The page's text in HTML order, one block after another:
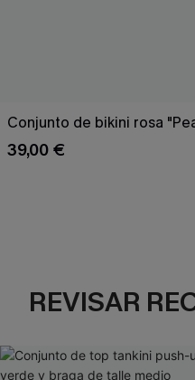
Conjunto de bikini rosa
39,00 €
REVISAR